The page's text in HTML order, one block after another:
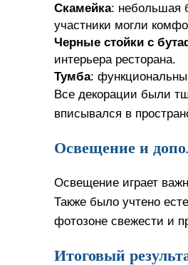
Скамейка: небольшая
участники могли
Черные стойки с
интерьера ресторана.
Тумба:
Все декорации были
вписывался в
Освещение и
Освещение играет
Также было учтено
фотозоне свежести и
Итоговый